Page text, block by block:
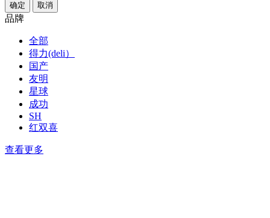
确定 取消
品牌
全部
得力(deli）
国产
友明
星球
成功
SH
红双喜
查看更多